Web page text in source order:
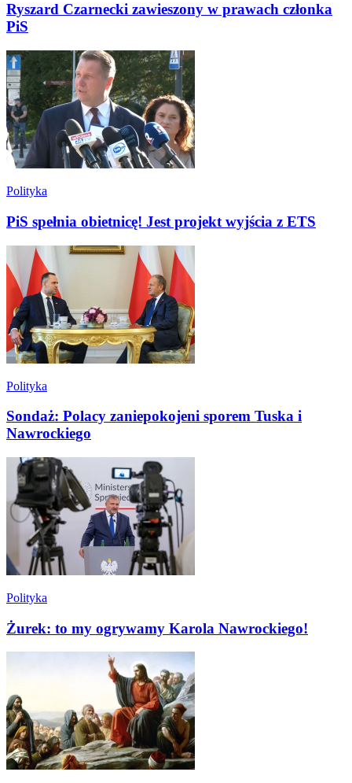
Ryszard Czarnecki zawieszony w prawach członka
PiS
Polityka
PiS spełnia obietnicę! Jest projekt wyjścia z ETS
Polityka
Sondaż: Polacy zaniepokojeni sporem Tuska i
Nawrockiego
Polityka
Żurek: to my ogrywamy Karola Nawrockiego!